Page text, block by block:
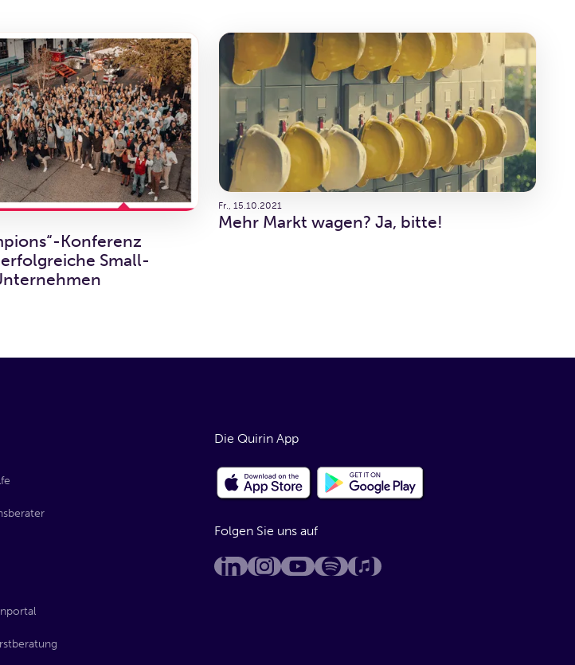
Konferenz
Small-
Fr., 15.10.2021
Mehr Markt wagen? Ja, bitte!
Die Quirin App
Folgen Sie uns auf